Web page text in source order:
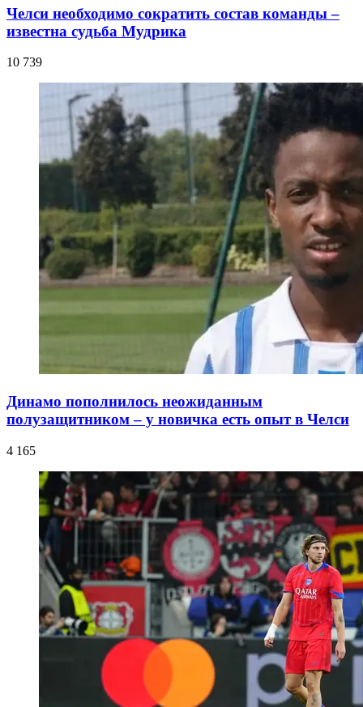
Челси необходимо сократить состав команды –
известна судьба Мудрика
10 739
Динамо пополнилось неожиданным
полузащитником – у новичка есть опыт в Челси
4 165